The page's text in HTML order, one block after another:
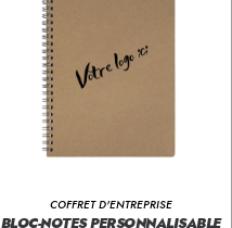
COFFRET D'ENTREPRISE
BLOC-NOTES PERSONNALISABLE